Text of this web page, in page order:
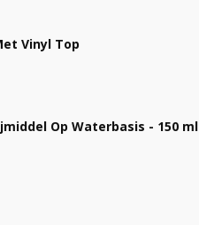
Vinyl Top
Op Waterbasis - 150 ml